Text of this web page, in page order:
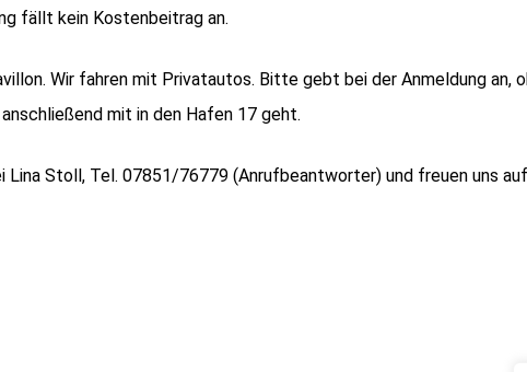
fällt kein Kostenbeitrag an.
Wir fahren mit Privatautos. Bitte gebt bei der Anmeldung
mit in den Hafen 17 geht.
Lina Stoll, Tel. 07851/76779 (Anrufbeantworter) und freuen uns